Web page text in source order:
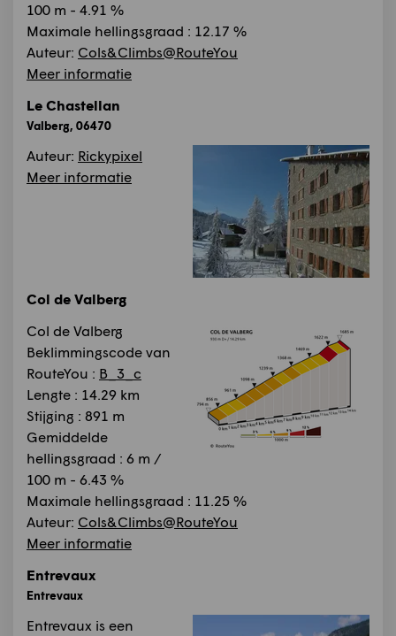
100 m - 4.91 %
Maximale hellingsgraad : 12.17 %
Auteur: Cols&Climbs@RouteYou
Meer informatie
Le Chastellan
Valberg, 06470
Auteur: Rickypixel
Meer informatie
Col de Valberg
Col de Valberg
Beklimmingscode van
RouteYou : B_3_c
Lengte : 14.29 km
Stijging : 891 m
Gemiddelde
hellingsgraad : 6 m /
100 m - 6.43 %
Maximale hellingsgraad : 11.25 %
Auteur: Cols&Climbs@RouteYou
Meer informatie
Entrevaux
Entrevaux
Entrevaux is een